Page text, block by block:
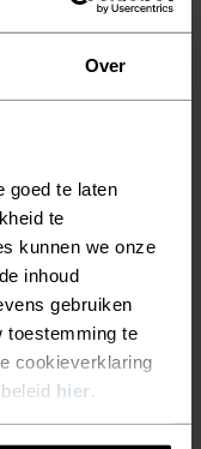
Over
goed te laten
te
kunnen we onze
inhoud
gebruiken
toestemming te
cookieverklaring
hier
van deels
of in de
zomer. De
geïntegreerd
pasvorm
krijgt geen
95%
een
en het
model
gemaakt voor